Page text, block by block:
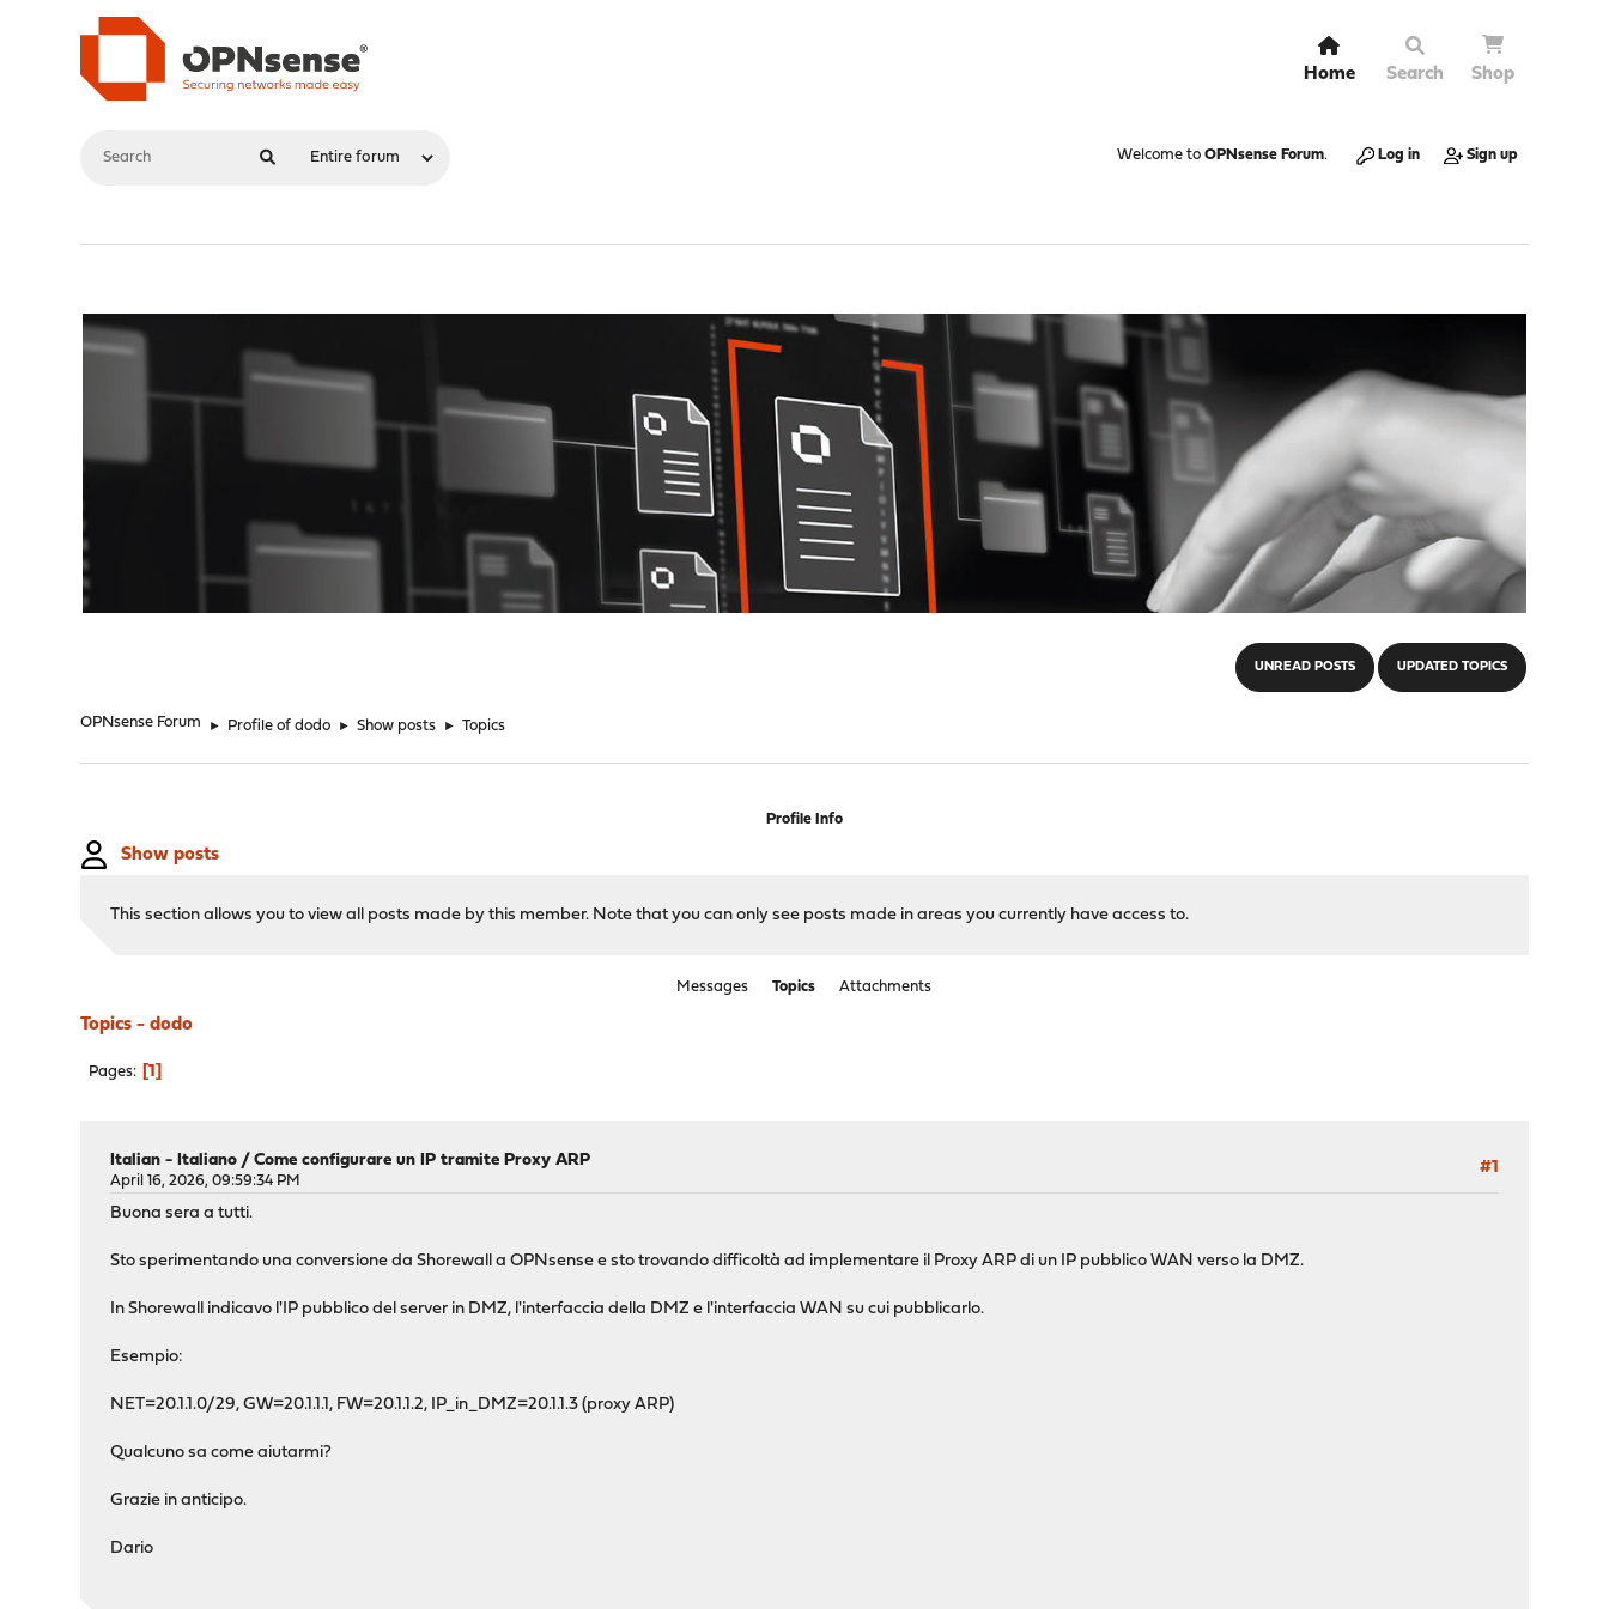
Home Search Shop
Welcome to OPNsense Forum. Log in Sign up
UNREAD POSTS UPDATED TOPICS
OPNsense Forum ► Profile of dodo ► Show posts ► Topics
Profile Info
Show posts
This section allows you to view all posts made by this member. Note that you can only see posts made in areas you currently have access to.
Messages Topics Attachments
Topics - dodo
Pages 1
#1
Italian - Italiano /Come configurare un IP tramite Proxy ARP
April 16, 2026, 09:59:34 PM
Buona sera a tutti.
Sto sperimentando una conversione da Shorewall a OPNsense e sto trovando difficoltà ad implementare il Proxy ARP di un IP pubblico WAN verso la DMZ.
In Shorewall indicavo l'IP pubblico del server in DMZ, l'interfaccia della DMZ e l'interfaccia WAN su cui pubblicarlo.
Esempio:
NET=20.1.1.0/29, GW=20.1.1.1, FW=20.1.1.2, IP_in_DMZ=20.1.1.3 (proxy ARP)
Qualcuno sa come aiutarmi?
Grazie in anticipo.
Dario